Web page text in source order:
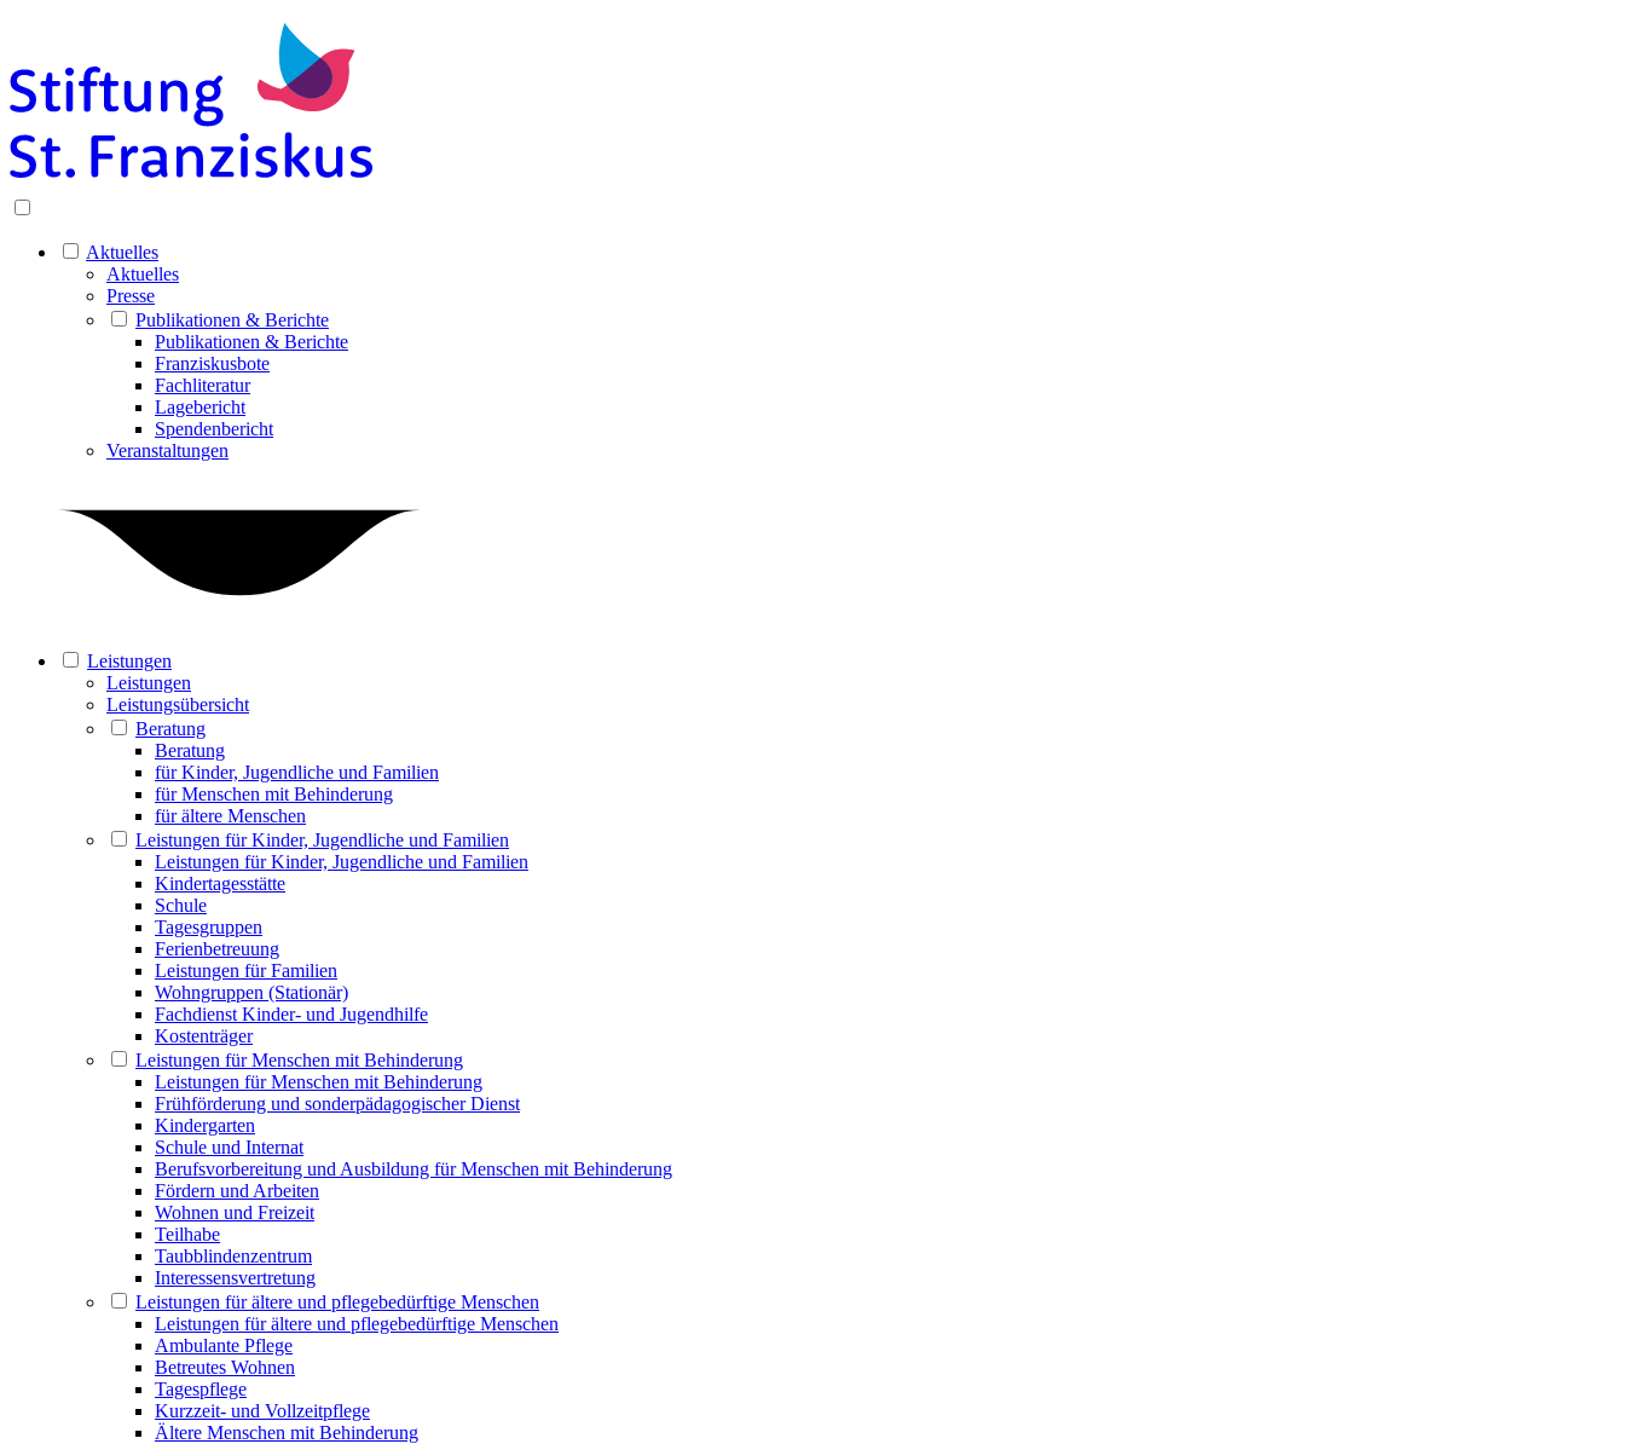
Aktuelles
Aktuelles
Presse
Publikationen & Berichte
Publikationen & Berichte
Franziskusbote
Fachliteratur
Lagebericht
Spendenbericht
Veranstaltungen
Leistungen
Leistungen
Leistungsübersicht
Beratung
Beratung
für Kinder, Jugendliche und Familien
für Menschen mit Behinderung
für ältere Menschen
Leistungen für Kinder, Jugendliche und Familien
Leistungen für Kinder, Jugendliche und Familien
Kindertagesstätte
Schule
Tagesgruppen
Ferienbetreuung
Leistungen für Familien
Wohngruppen (Stationär)
Fachdienst Kinder- und Jugendhilfe
Kostenträger
Leistungen für Menschen mit Behinderung
Leistungen für Menschen mit Behinderung
Frühförderung und sonderpädagogischer Dienst
Kindergarten
Schule und Internat
Berufsvorbereitung und Ausbildung für Menschen mit Behinderung
Fördern und Arbeiten
Wohnen und Freizeit
Teilhabe
Taubblindenzentrum
Interessensvertretung
Leistungen für ältere und pflegebedürftige Menschen
Leistungen für ältere und pflegebedürftige Menschen
Ambulante Pflege
Betreutes Wohnen
Tagespflege
Kurzzeit- und Vollzeitpflege
Ältere Menschen mit Behinderung